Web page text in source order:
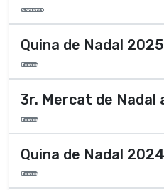
Societat
Quina de Nadal 2025
Festes
3r. Mercat de Nadal
Festes
Quina de Nadal 2024
Festes